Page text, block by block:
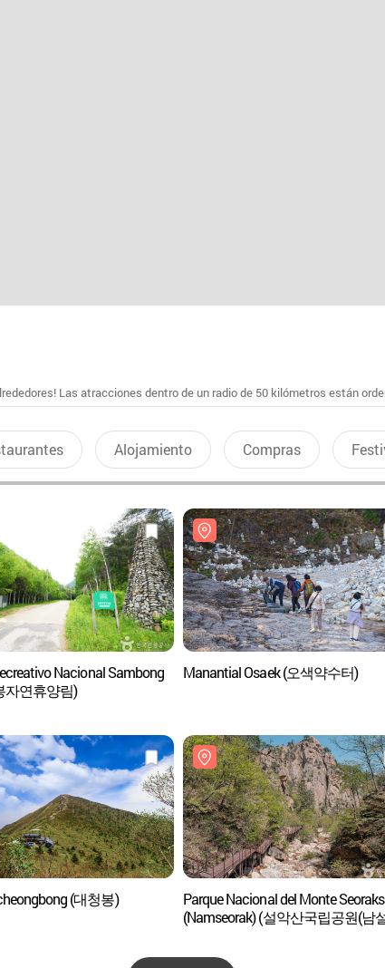
Las atracciones dentro de un radio de 50 kilómetros están
Alojamiento Compras
Nacional Sambong
자연휴양림)
Manantial Osaek (오색약수터)
(대청봉)
Parque Nacional del Monte
(Namseorak) (설악산국립공원(남